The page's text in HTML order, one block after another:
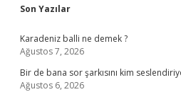
Sidebar
Son Yazılar
Karadeniz balli ne demek ?
Ağustos 7, 2026
Bir de bana sor şarkısını kim
Ağustos 6, 2026